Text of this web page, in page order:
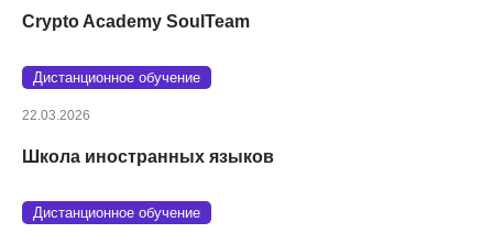
Crypto Academy SoulTeam
Дистанционное обучение
22.03.2026
Школа иностранных языков
Дистанционное обучение